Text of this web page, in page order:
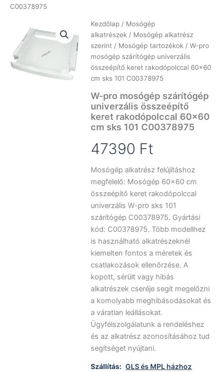
C00378975
Kezdőlap / Mosógép
alkatrészek / Mosógép alkatrész
szerint / Mosógép tartozékok / W-pro
mosógép szárítógép univerzális
összeépítő keret rakodópolccal 60×60
cm sks 101 C00378975
W-pro mosógép szárítógép
univerzális összeépítő
keret rakodópolccal 60×60
cm sks 101 C00378975
47390 Ft
Mosógép alkatrész felújításhoz
megfelelő: Mosógép 60×60 cm
összeépítő keret rakodópolccal
univerzális W-pro sks 101
szárítógép C00378975. Gyártási
kód: C00378975. Több modellhez
is használható alkatrészeknél
kiemelten fontos a méretek és
csatlakozások ellenőrzése. A
kopott, sérült vagy hibás
alkatrészek cseréje segít megelőzni
a komolyabb meghibásodásokat és
a váratlan leállásokat.
Ügyfélszolgálatunk a rendeléshez
és az alkatrész azonosításához tud
segítséget nyújtani.
Szállítás: GLS és MPL házhoz